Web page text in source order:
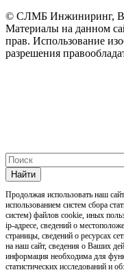
© СЛМБ Инжиниринг,
Материалы на данном
прав. Использование
разрешения
Найти
Продолжая использовать наш
использованием систем сбора
систем) файлов cookie, иных
ip-адресе, сведений о
страницы, сведений о ресурсах
на наш сайт, сведения о Ваших
информация необходима для
статистических исследований и